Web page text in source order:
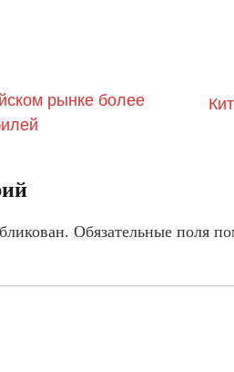
рынке более
Обязательные поля